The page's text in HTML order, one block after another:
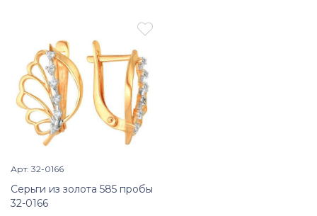

 Просмотр изделия
Арт: 32-0166
Серьги из золота 585 пробы
32-0166